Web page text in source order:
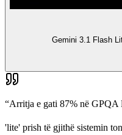
Gemini 3.1 Flash
“Arritja e gati 87% në GPQA
'lite' prish të gjithë sistemin